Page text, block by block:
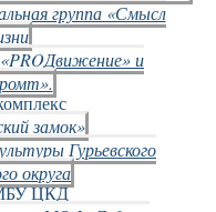
группа «Смысл
и
замок»
Гурьевского
округа
ЦКД